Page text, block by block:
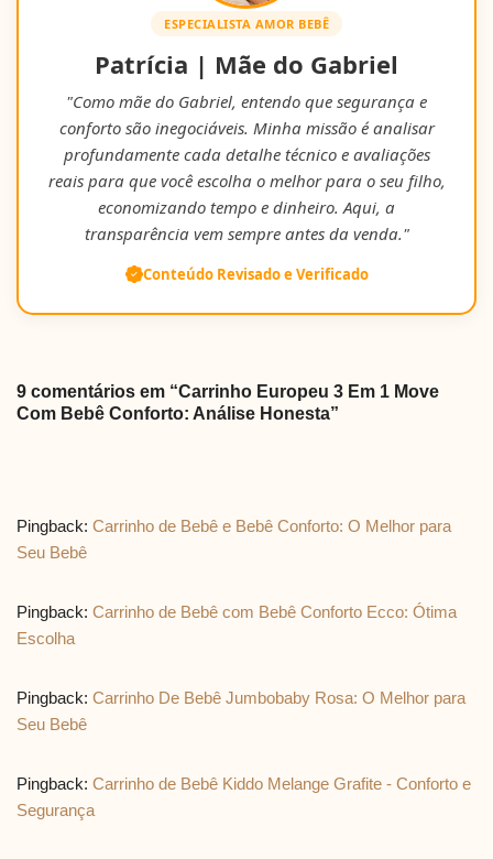
ESPECIALISTA AMOR BEBÊ
Patrícia | Mãe do Gabriel
"Como mãe do Gabriel, entendo que segurança e
conforto são inegociáveis. Minha missão é analisar
profundamente cada detalhe técnico e avaliações
reais para que você escolha o melhor para o seu filho,
economizando tempo e dinheiro. Aqui, a
transparência vem sempre antes da venda."
Conteúdo Revisado e Verificado
9 comentários em “Carrinho Europeu 3 Em 1 Move
Com Bebê Conforto: Análise Honesta”
Pingback: Carrinho de Bebê e Bebê Conforto: O Melhor para
Seu Bebê
Pingback: Carrinho de Bebê com Bebê Conforto Ecco: Ótima
Escolha
Pingback: Carrinho De Bebê Jumbobaby Rosa: O Melhor para
Seu Bebê
Pingback: Carrinho de Bebê Kiddo Melange Grafite - Conforto e
Segurança